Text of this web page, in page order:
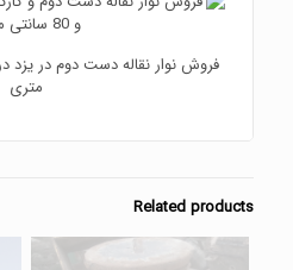
متری
Related products